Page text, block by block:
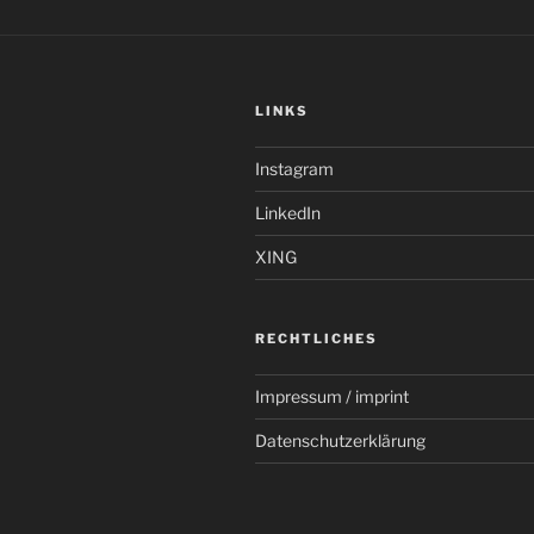
LINKS
Instagram
LinkedIn
XING
RECHTLICHES
Impressum / imprint
Datenschutzerklärung